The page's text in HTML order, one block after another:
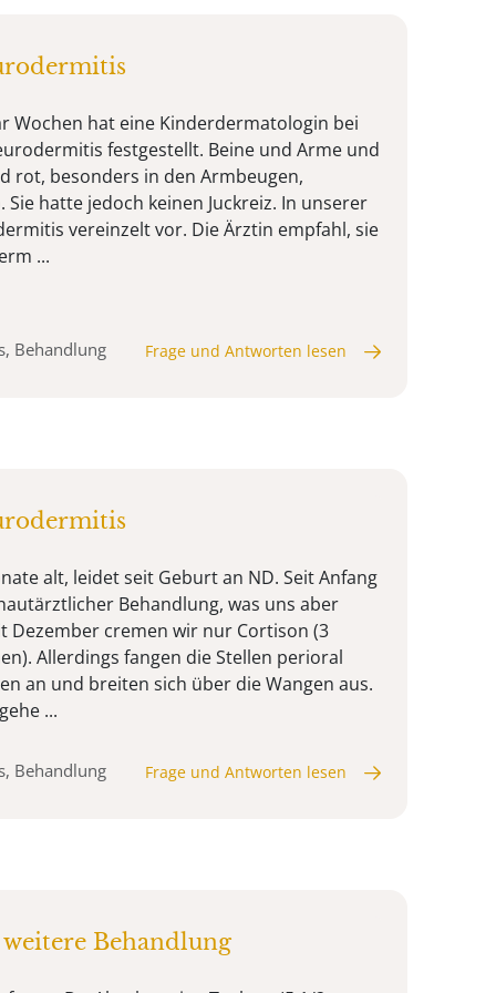
Wochen hat eine Kinderdermatologin bei
festgestellt. Beine und Arme und
rot, besonders in den Armbeugen,
Sie hatte jedoch keinen Juckreiz. In unserer
vereinzelt vor. Die Ärztin empfahl, sie
...
Behandlung Frage und Antworten lesen
alt, leidet seit Geburt an ND. Seit Anfang
Behandlung, was uns aber
Dezember cremen wir nur Cortison (3
Allerdings fangen die Stellen perioral
an und breiten sich über die Wangen aus.
...
Behandlung Frage und Antworten lesen
Behandlung